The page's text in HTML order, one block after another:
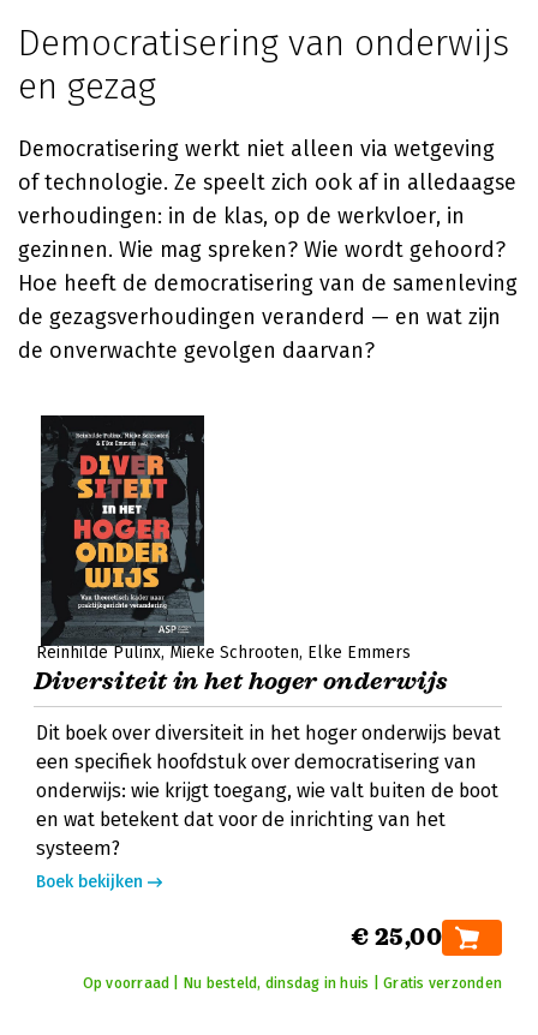
Democratisering van onderwijs
en gezag
Democratisering werkt niet alleen via wetgeving
of technologie. Ze speelt zich ook af in alledaagse
verhoudingen: in de klas, op de werkvloer, in
gezinnen. Wie mag spreken? Wie wordt gehoord?
Hoe heeft de democratisering van de samenleving
de gezagsverhoudingen veranderd — en wat zijn
de onverwachte gevolgen daarvan?
Reinhilde Pulinx Mieke Schrooten Elke Emmers
Diversiteit in het hoger onderwijs
Dit boek over diversiteit in het hoger onderwijs bevat
een specifiek hoofdstuk over democratisering van
onderwijs: wie krijgt toegang, wie valt buiten de boot
en wat betekent dat voor de inrichting van het
systeem?
Boek bekijken
€ 25,00
Op voorraad | Nu besteld, dinsdag in huis | Gratis verzonden